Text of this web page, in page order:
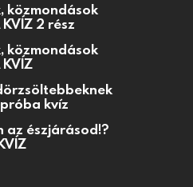
közmondások
KVÍZ 2 rész
közmondások
KVÍZ
kvíz
az észjárásod!?